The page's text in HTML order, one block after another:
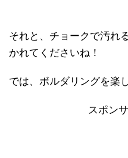
それと、チョークで汚れ
かれてくださいね！
では、ボルダリングを楽
スポン